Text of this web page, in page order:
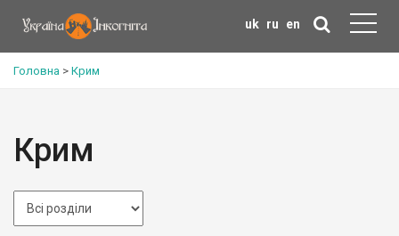
uk ru en
Головна > Крим
Крим